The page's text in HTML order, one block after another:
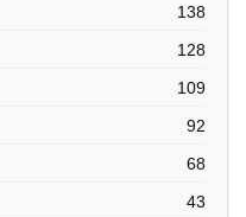
138
128
109
92
68
43